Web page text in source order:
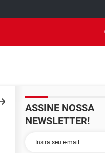
ASSINE NOSSA
NEWSLETTER!